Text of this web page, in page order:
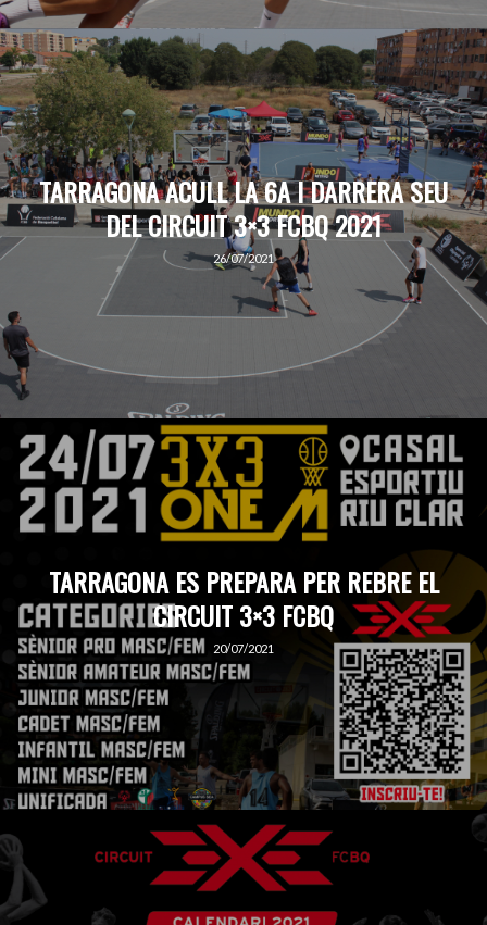
TARRAGONA ACULL LA 6A I DARRERA SEU
DEL CIRCUIT 3×3 FCBQ 2021
26/07/2021
TARRAGONA ES PREPARA PER REBRE EL
CIRCUIT 3×3 FCBQ
20/07/2021